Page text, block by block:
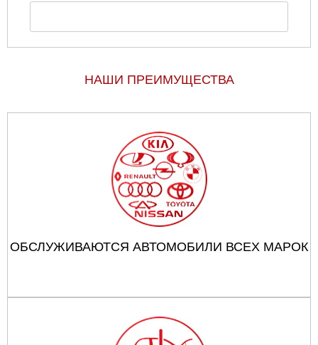
НАШИ ПРЕИМУЩЕСТВА
ОБСЛУЖИВАЮТСЯ АВТОМОБИЛИ ВСЕХ МАРОК